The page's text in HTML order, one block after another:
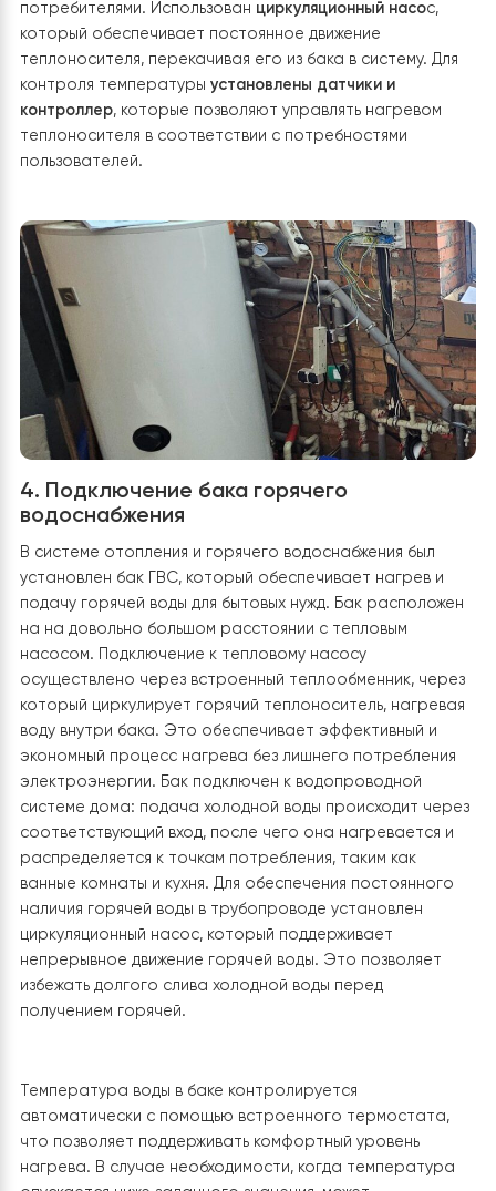
насосом, подается в бак-накопитель перед тем, как
попасть в гребенку теплого пола. Это дает
избежать резких перепадов температуры и
обеспечивает равномерное распределение тепла.
Выходная магистраль:
Из бака теплоноситель
в гребенку теплого пола, где распределяется по
работу теплового насоса и уменьшает количество
включений/выключений, продлевая срок
оборудования. Обеспечивает оптимальную
теплоносителя, что особенно важно для системы
теплого пола, которая требует более низкой
температуры подачи, чем радиаторное отопление.
Помогает сбалансировать работу насоса и
гидравлических перепадов в системе. Бак подключен
системе черезтрехходовой клапан, который
поток теплоносителя между ним и другими
потребителями. Использован
который обеспечивает постоянное движение
теплоносителя, перекачивая его из бака в систему.
контроля температурыустановлены датчики и
контроллер, которые позволяют управлять нагревом
теплоносителя в соответствии с потребностями
пользователей.
водоснабжения
В системе отопления и горячего водоснабжения был
установлен бак ГВС, который обеспечивает нагрев и
подачу горячей воды для бытовых нужд. Бак